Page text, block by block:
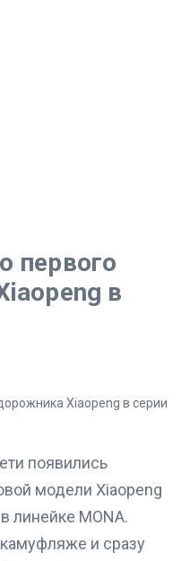
первого
в
появились
модели Xiaopeng
линейке MONA.
и сразу